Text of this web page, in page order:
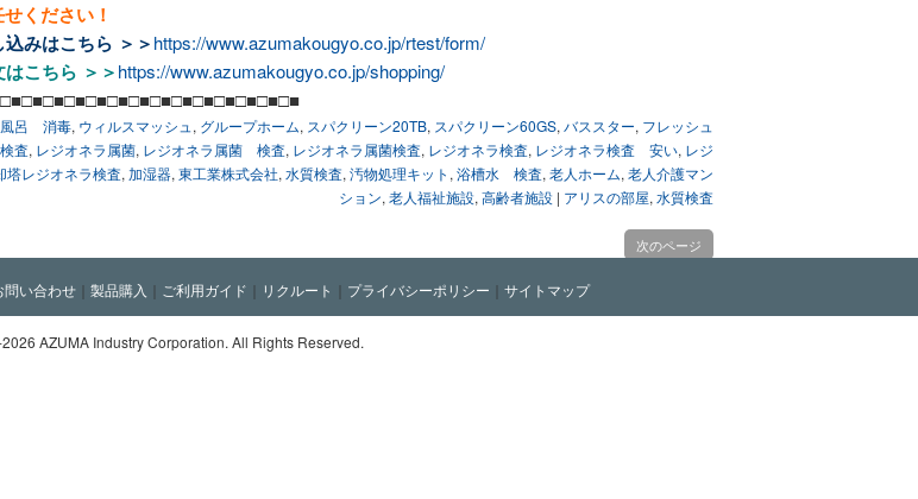
ください！
みはこちら ＞＞https://www.azumakougyo.co.jp/rtest/form/
はこちら ＞＞https://www.azumakougyo.co.jp/shopping/
呂 消毒, ウィルスマッシュ , グループホーム, スパクリーン20TB, スパクリーン60GS, バススター, フレッシュ
査, レジオネラ属菌, レジオネラ属菌 検査, レジオネラ属菌検査, レジオネラ検査, レジオネラ検査 安い, レジ
塔レジオネラ検査, 加湿器, 東工業株式会社, 水質検査, 汚物処理キット , 浴槽水 検査, 老人ホーム, 老人介護マン
ション, 老人福祉施設, 高齢者施設 | アリスの部屋, 水質検査
次のページ
問い合わせ ｜ 製品購入 ｜ ご利用ガイド ｜ リクルート ｜ プライバシーポリシー ｜ サイトマップ
AZUMA Industry Corporation. All Rights Reserved.